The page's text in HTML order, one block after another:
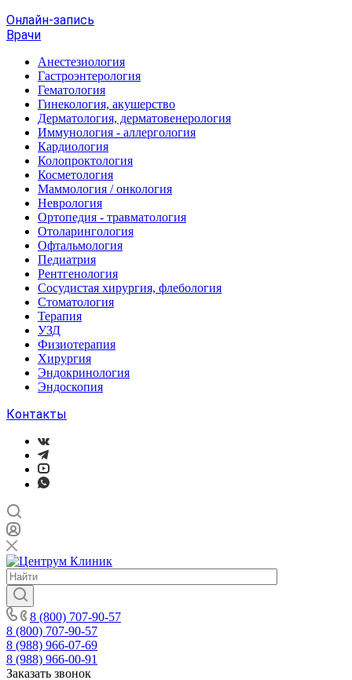
Онлайн-запись
Врачи
Анестезиология
Гастроэнтерология
Гематология
Гинекология, акушерство
Дерматология, дерматовенерология
Иммунология - аллергология
Кардиология
Колопроктология
Косметология
Маммология / онкология
Неврология
Ортопедия - травматология
Отоларингология
Офтальмология
Педиатрия
Рентгенология
Сосудистая хирургия, флебология
Стоматология
Терапия
УЗД
Физиотерапия
Хирургия
Эндокринология
Эндоскопия
Контакты
8 (800) 707-90-57
8 (800) 707-90-57
8 (988) 966-07-69
8 (988) 966-00-91
Заказать звонок